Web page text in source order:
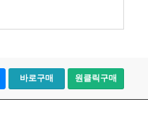
바로구매 원클릭구매